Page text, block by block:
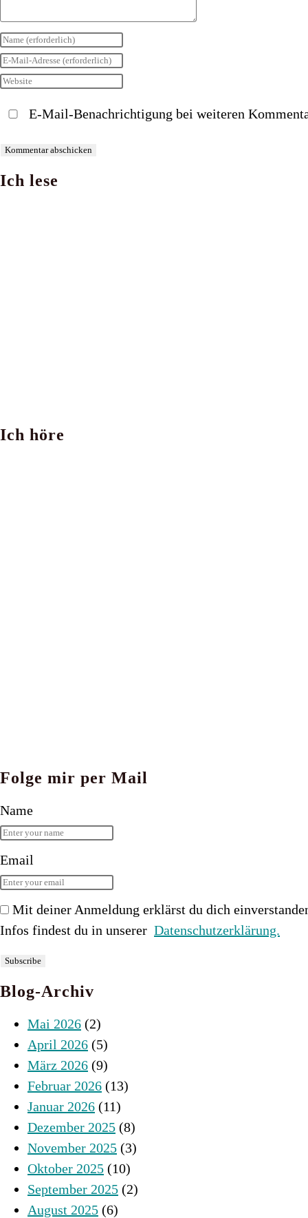
Gib
deinen
Namen
Benutzernamen
ein
Gib
deine
Mail-
Kommentieren
Gib
Website-
(optional)
E-Mail-Benachrichtigung bei weiteren
Ich lese
Ich höre
Folge mir per Mail
Name
Email
Mit deiner Anmeldung erklärst du dich
Infos findest du in unserer Datenschutzerklärung.
Blog-Archiv
Mai 2026 (2)
April 2026 (5)
März 2026 (9)
Februar 2026 (13)
Januar 2026 (11)
Dezember 2025 (8)
November 2025 (3)
Oktober 2025 (10)
September 2025 (2)
August 2025 (6)